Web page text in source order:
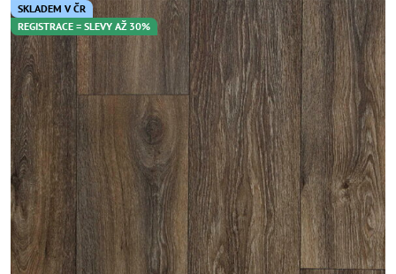
SKLADEM V ČR
REGISTRACE = SLEVY AŽ 30%